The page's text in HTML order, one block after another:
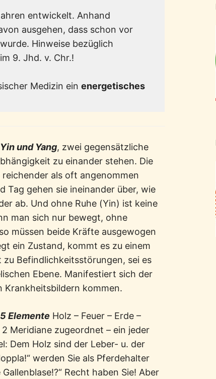
entwickelt. Anhand
ausgehen, dass schon vor
Hinweise bezüglich
9. Jhd. v. Chr.!
Medizin ein energetisches
Yin und Yang, zwei gegensätzliche
zu einander stehen. Die
als oft angenommen
Tag gehen sie ineinander über, wie
ab. Und ohne Ruhe (Yin) ist keine
man sich nur bewegt, ohne
müssen beide Kräfte ausgewogen
ein Zustand, kommt es zu einem
Befindlichkeitsstörungen, sei es
Ebene. Manifestiert sich der
Krankheitsbildern kommen.
5 Elemente Holz – Feuer – Erde –
Meridiane zugeordnet – ein jeder
Dem Holz sind der Leber- u. der
werden Sie als Pferdehalter
Recht haben Sie! Aber